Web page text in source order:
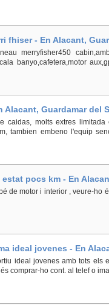
fhiser - En Alacant,
merryfisher450
banyo,cafetera,motor
Alacant, Guardamar del
caidas, molts extres limitada
tambien embeno l'equip
pocs km - En
de motor i interior , veure-ho
ideal jovenes - En
ideal jovenes amb tots els
comprar-ho cont. al telef o